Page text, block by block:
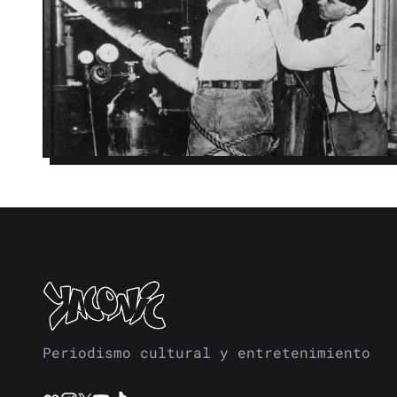
Periodismo cultural y entretenimiento